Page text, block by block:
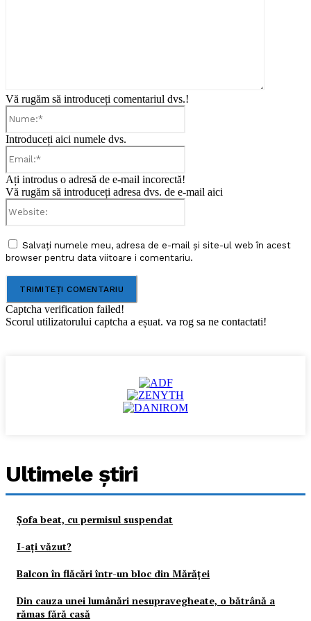
Vă rugăm să introduceți comentariul dvs.!
Introduceți aici numele dvs.
Ați introdus o adresă de e-mail incorectă!
Vă rugăm să introduceți adresa dvs. de e-mail aici
Salvați numele meu, adresa de e-mail și site-ul web în acest
browser pentru data viitoare i comentariu.
Captcha verification failed!
Scorul utilizatorului captcha a eșuat. va rog sa ne contactati!
Ultimele ştiri
Şofa beat, cu permisul suspendat
I-aţi văzut?
Balcon în flăcări într-un bloc din Mărăţei
Din cauza unei lumânări nesupravegheate, o bătrână a
rămas fără casă